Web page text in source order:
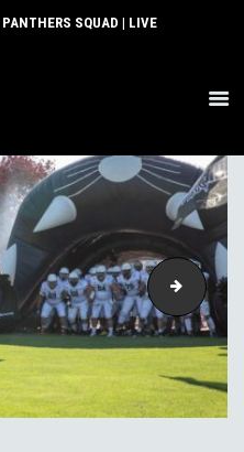
PANTHERS SQUAD | LIVE
IMG-